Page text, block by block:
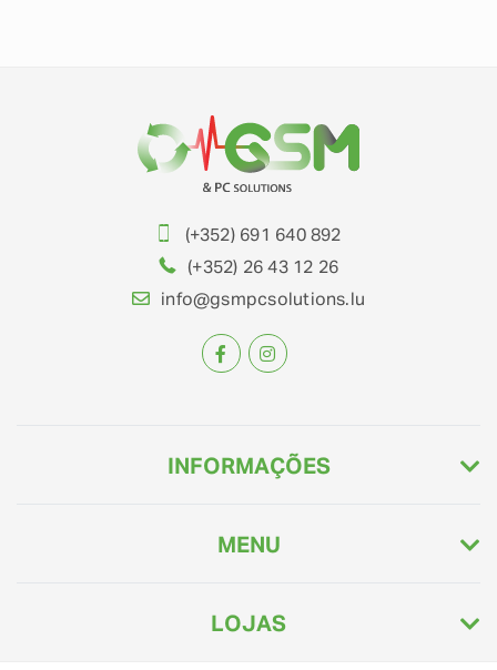
(+352) 691 640 892
(+352) 26 43 12 26
info@gsmpcsolutions.lu
INFORMAÇÕES
MENU
LOJAS